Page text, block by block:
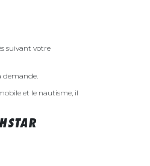
suivant votre
demande.
et le nautisme, il